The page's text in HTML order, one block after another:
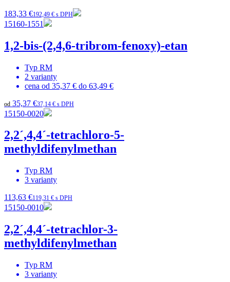
183,33 €192,49 € s DPH
15160-1551
1,2-bis-(2,4,6-tribrom-fenoxy)-etan
Typ RM
2 varianty
cena od 35,37 € do 63,49 €
od 35,37 €37,14 € s DPH
15150-0020
2,2´,4,4´-tetrachloro-5-
methyldifenylmethan
Typ RM
3 varianty
113,63 €119,31 € s DPH
15150-0010
2,2´,4,4´-tetrachlor-3-
methyldifenylmethan
Typ RM
3 varianty